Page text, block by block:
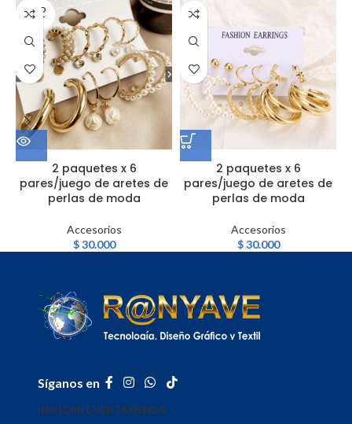
SOLD
OUT
2 paquetes x 6
pares/juego de aretes de
perlas de moda
Accesorios
$30.000
2 paquetes x 6
pares/juego de aretes de
perlas de moda
Accesorios
$30.000
Síganos en
INICIOMI CUENTATIENDA